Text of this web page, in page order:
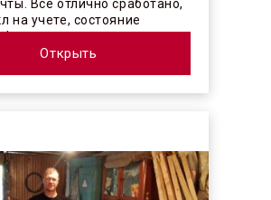
Все отлично сработано,
на учете, состояние
...
Открыть